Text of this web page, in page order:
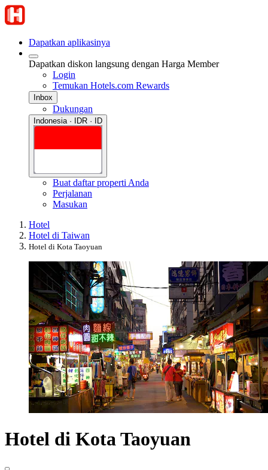
Dapatkan aplikasinya
Dapatkan diskon langsung dengan Harga Member
Login
Temukan Hotels.com Rewards
Inbox
Dukungan
Indonesia · IDR · ID
Buat daftar properti Anda
Perjalanan
Masukan
Hotel
Hotel di Taiwan
Hotel di Kota Taoyuan
Hotel di Kota Taoyuan